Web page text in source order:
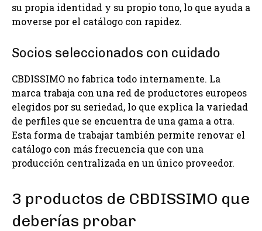
su propia identidad y su propio tono, lo que ayuda a
moverse por el catálogo con rapidez.
Socios seleccionados con cuidado
CBDISSIMO no fabrica todo internamente. La
marca trabaja con una red de productores europeos
elegidos por su seriedad, lo que explica la variedad
de perfiles que se encuentra de una gama a otra.
Esta forma de trabajar también permite renovar el
catálogo con más frecuencia que con una
producción centralizada en un único proveedor.
3 productos de CBDISSIMO que
deberías probar